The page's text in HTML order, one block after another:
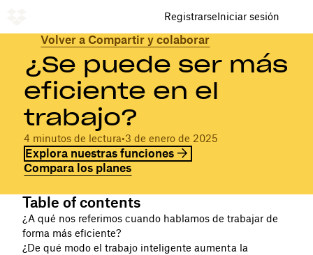
RegistrarseIniciar sesión
Volver a Compartir y colaborar
¿Se puede ser más
eficiente en el
trabajo?
4 minutos de lectura•3 de enero de 2025
Explora nuestras funciones
Compara los planes
Table of contents
¿A qué nos referimos cuando hablamos de trabajar de
forma más eficiente?
¿De qué modo el trabajo inteligente aumenta la